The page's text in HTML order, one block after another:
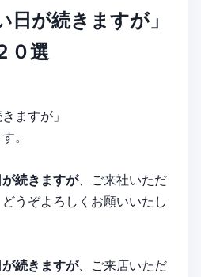
日が続きますが」
０選
ますが」
。
続きますが、ご来社いただ
うぞよろしくお願いいたし
続きますが、ご来店いただ